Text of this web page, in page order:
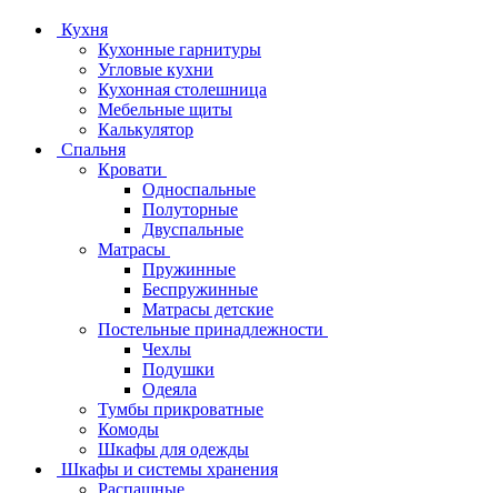
Кухня
Кухонные гарнитуры
Угловые кухни
Кухонная столешница
Мебельные щиты
Калькулятор
Спальня
Кровати
Односпальные
Полуторные
Двуспальные
Матрасы
Пружинные
Беспружинные
Матрасы детские
Постельные принадлежности
Чехлы
Подушки
Одеяла
Тумбы прикроватные
Комоды
Шкафы для одежды
Шкафы и системы хранения
Распашные